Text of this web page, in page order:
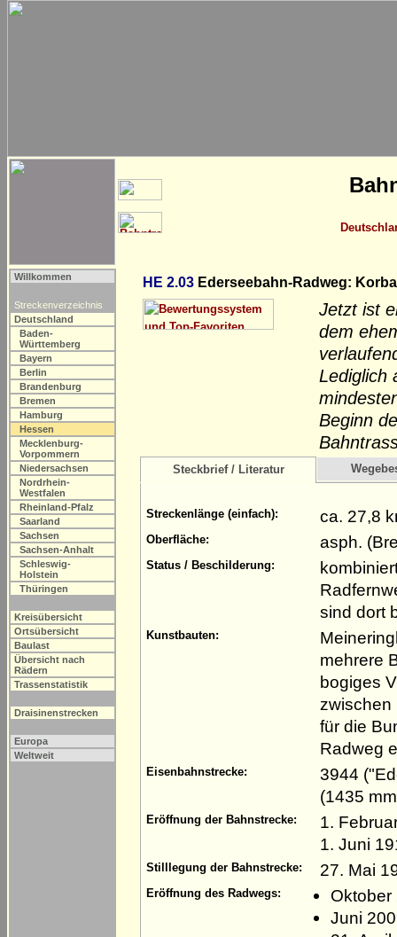
Willkommen
Streckenverzeichnis
Deutschland
Baden-
Württemberg
Bayern
Berlin
Brandenburg
Bremen
Hamburg
Hessen
Mecklenburg-
Vorpommern
Niedersachsen
Nordrhein-
Westfalen
Rheinland-Pfalz
Saarland
Sachsen
Sachsen-Anhalt
Schleswig-
Holstein
Thüringen
Kreisübersicht
Ortsübersicht
Baulast
Übersicht nach
Rädern
Trassenstatistik
Draisinenstrecken
Europa
Weltweit
HE 2.03 Ederseebahn-Radweg:
Jetzt ist
dem
Lediglich
Beginn
Steckbrief / Literatur
Streckenlänge (einfach): ca. 27,8
Oberfläche: asph.
Status / Beschilderung:
sind dort
Kunstbauten:
mehrere
bogiges
zwischen
für die
Radweg
Eisenbahnstrecke:
3944
(1435
Eröffnung der Bahnstrecke:
1.
1. Juni
Stilllegung der Bahnstrecke: 27. Mai
Eröffnung des Radwegs:
Juni